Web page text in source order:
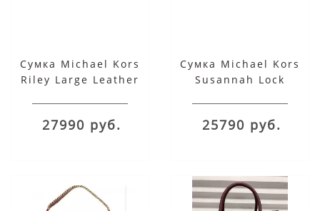
Сумка Michael Kors
Riley Large Leather
27990 руб.
Сумка Michael Kors
Susannah Lock
25790 руб.